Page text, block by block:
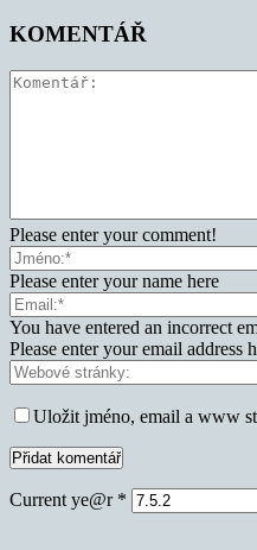
KOMENTÁŘ
Please enter your comment!
Please enter your name here
You have entered an incorrect
Please enter your email address
Uložit jméno, email a www
Current ye@r *